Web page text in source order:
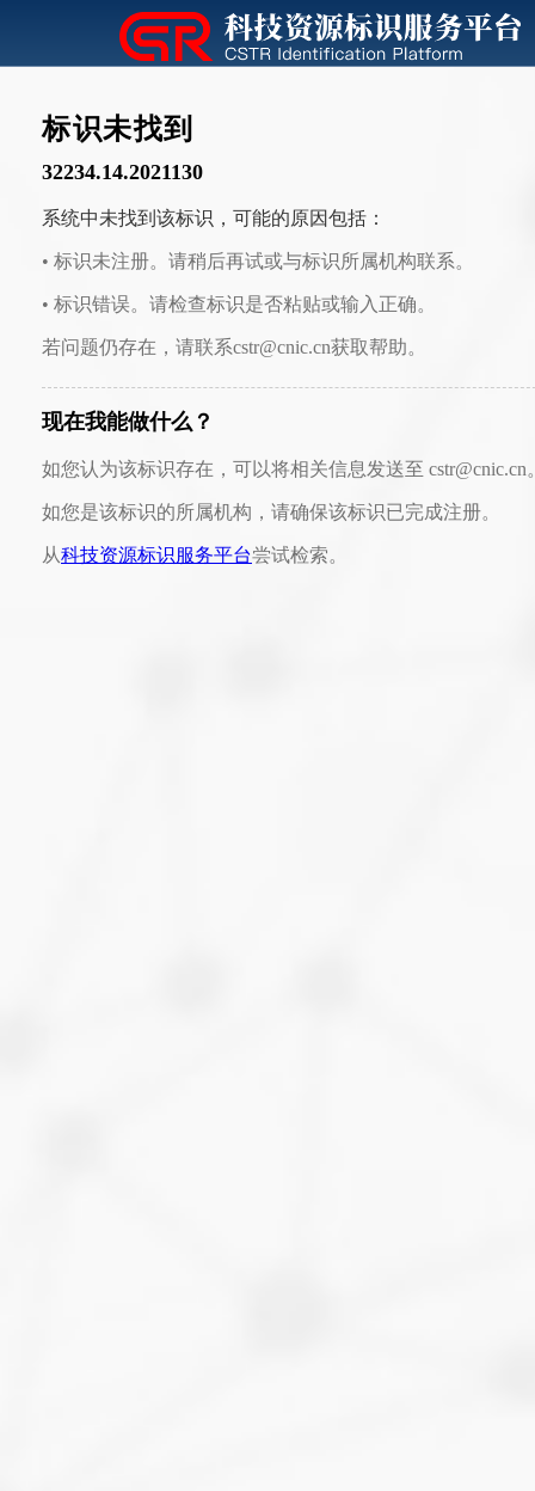
标识未找到
32234.14.2021130
系统中未找到该标识，可能的原因包括：
• 标识未注册。请稍后再试或与标识所属机构联系。
• 标识错误。请检查标识是否粘贴或输入正确。
若问题仍存在，请联系cstr@cnic.cn获取帮助。
现在我能做什么？
如您认为该标识存在，可以将相关信息发送至 cstr@cnic.cn
如您是该标识的所属机构，请确保该标识已完成注册。
从科技资源标识服务平台尝试检索。